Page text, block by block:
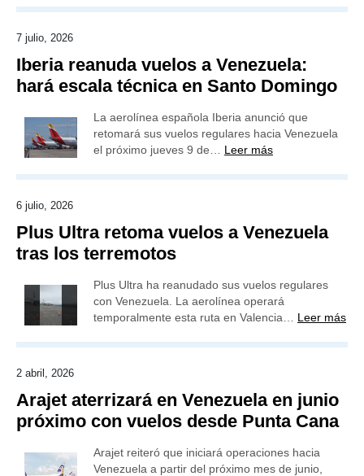
7 julio, 2026
Iberia reanuda vuelos a Venezuela:
hará escala técnica en Santo Domingo
La aerolínea española Iberia anunció que
retomará sus vuelos regulares hacia Venezuela
el próximo jueves 9 de… Leer más
6 julio, 2026
Plus Ultra retoma vuelos a Venezuela
tras los terremotos
Plus Ultra ha reanudado sus vuelos regulares
con Venezuela. La aerolínea operará
temporalmente esta ruta en Valencia… Leer más
2 abril, 2026
Arajet aterrizará en Venezuela en junio
próximo con vuelos desde Punta Cana
Arajet reiteró que iniciará operaciones hacia
Venezuela a partir del próximo mes de junio,